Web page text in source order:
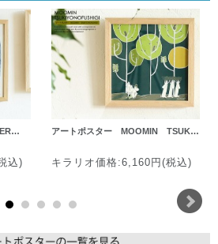
込)
アートポスター MOOMIN TSUK…
キラリオ価格:6,160円(税込)